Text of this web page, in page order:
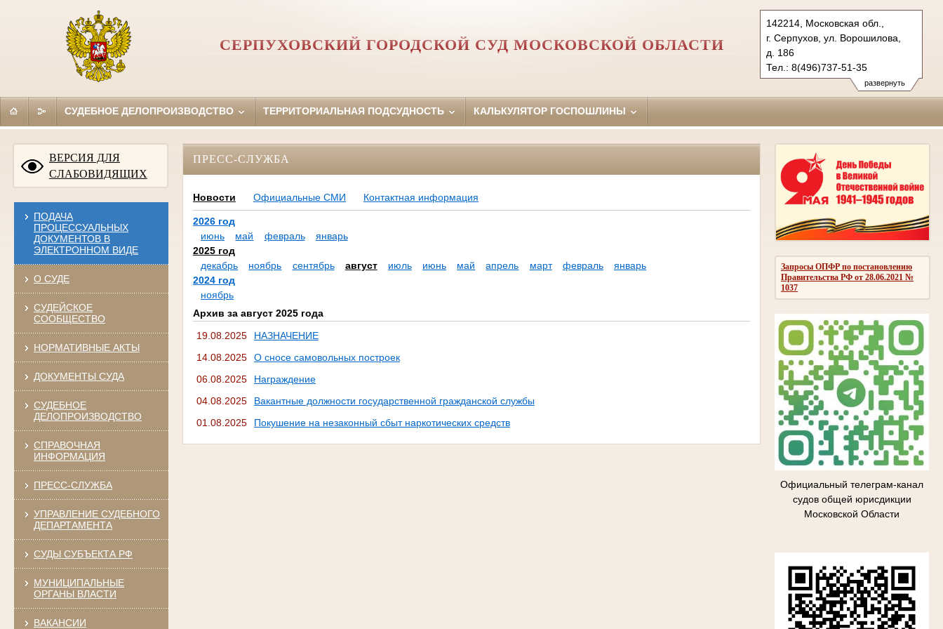
развернуть
142214, Московская обл.,
г. Серпухов, ул. Ворошилова,
д. 186
Тел.: 8(496)737-51-35
serpuhov.mo@sudrf.ru
СЕРПУХОВСКИЙ ГОРОДСКОЙ СУД МОСКОВСКОЙ ОБЛАСТИ
СУДЕБНОЕ ДЕЛОПРОИЗВОДСТВО ТЕРРИТОРИАЛЬНАЯ ПОДСУДНОСТЬ КАЛЬКУЛЯТОР ГОСПОШЛИНЫ
ВЕРСИЯ ДЛЯ
СЛАБОВИДЯЩИХ
ПОДАЧА
ПРОЦЕССУАЛЬНЫХ
ДОКУМЕНТОВ В
ЭЛЕКТРОННОМ ВИДЕ
О СУДЕ
СУДЕЙСКОЕ
СООБЩЕСТВО
НОРМАТИВНЫЕ АКТЫ
ДОКУМЕНТЫ СУДА
СУДЕБНОЕ
ДЕЛОПРОИЗВОДСТВО
СПРАВОЧНАЯ
ИНФОРМАЦИЯ
ПРЕСС-СЛУЖБА
УПРАВЛЕНИЕ СУДЕБНОГО
ДЕПАРТАМЕНТА
СУДЫ СУБЪЕКТА РФ
МУНИЦИПАЛЬНЫЕ
ОРГАНЫ ВЛАСТИ
ВАКАНСИИ
Запросы ОПФР по постановлению
Правительства РФ от 28.06.2021 №
1037
Официальный телеграм-канал
судов общей юрисдикции
Московской Области
ПРЕСС-СЛУЖБА
Новости Официальные СМИ Контактная информация
2026 год
июнь
май февраль
январь
2025 год
декабрь
ноябрь сентябрь август июль июнь май апрель март февраль
январь
2024 год
ноябрь
Архив за август 2025 года
19.08.2025
НАЗНАЧЕНИЕ
14.08.2025
О сносе самовольных построек
06.08.2025
Награждение
04.08.2025
Вакантные должности государственной гражданской службы
01.08.2025
Покушение на незаконный сбыт наркотических средств